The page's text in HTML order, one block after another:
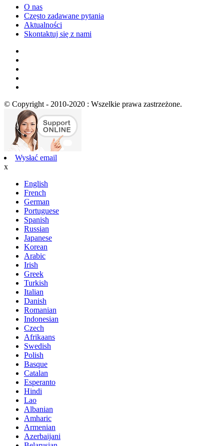
O nas
Często zadawane pytania
Aktualności
Skontaktuj się z nami
© Copyright - 2010-2020 : Wszelkie prawa zastrzeżone.
Wysłać email
x
English
French
German
Portuguese
Spanish
Russian
Japanese
Korean
Arabic
Irish
Greek
Turkish
Italian
Danish
Romanian
Indonesian
Czech
Afrikaans
Swedish
Polish
Basque
Catalan
Esperanto
Hindi
Lao
Albanian
Amharic
Armenian
Azerbaijani